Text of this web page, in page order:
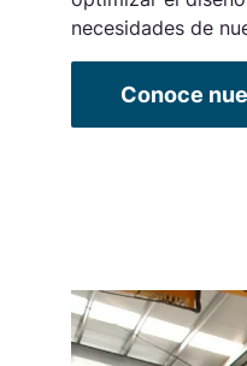
necesidades de
Conoce